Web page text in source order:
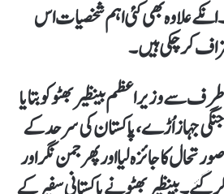
علاوہ بھی کئی اہم شخصیات اس
کرچکی ہیں۔
سے وزیراعظم بینظیر بھٹو کو بتایا
جہاز اُڑے ،پاکستان کی سرحد کے
کا جائزہ لیا اور پھر جمن نگر اور